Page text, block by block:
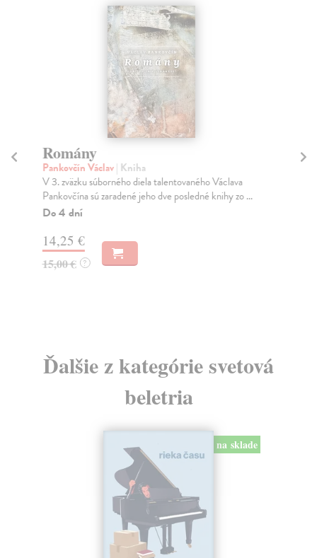
Romány
Pankovčín Václav| Kniha
V 3. zväzku súborného diela talentovaného Václava
Pankovčína sú zaradené jeho dve posledné knihy zo ...
Do 4 dní
14,25 €
15,00 € ?
Ďalšie z kategórie svetová
beletria
na sklade